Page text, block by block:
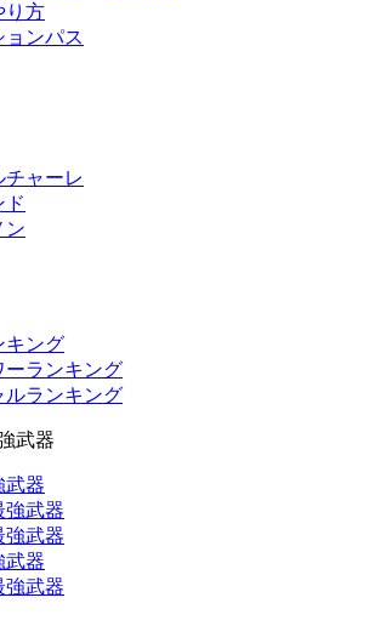
り方
ョンパス
チャーレ
ド
ン
キング
ーランキング
ルランキング
武器
武器
強武器
強武器
武器
強武器